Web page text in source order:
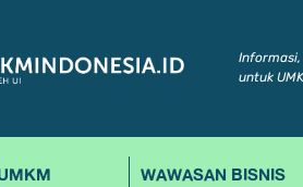
untuk
WAWASAN BISNIS